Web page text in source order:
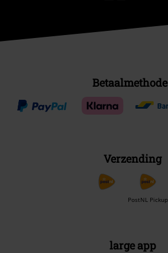
Verzending
PostNL Pickup
large app